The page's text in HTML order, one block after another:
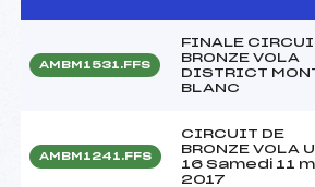
AMBM1531.FFS
FINALE
BRONZE VOLA
DISTRICT
BLANC
AMBM1241.FFS
CIRCUIT DE
BRONZE VOLA
16 Samedi 11
2017